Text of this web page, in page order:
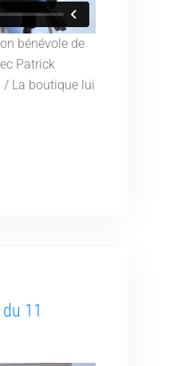
bénévole de
Patrick
/ La boutique lui
11